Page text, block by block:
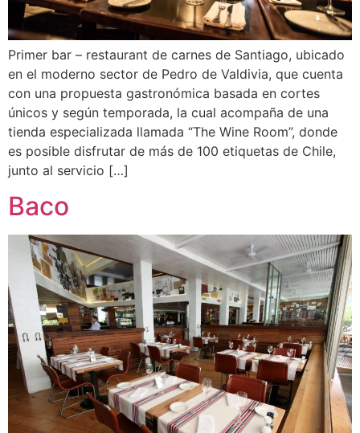
Primer bar – restaurant de carnes de Santiago, ubicado
en el moderno sector de Pedro de Valdivia, que cuenta
con una propuesta gastronómica basada en cortes
únicos y según temporada, la cual acompaña de una
tienda especializada llamada “The Wine Room”, donde
es posible disfrutar de más de 100 etiquetas de Chile,
junto al servicio […]
Baco